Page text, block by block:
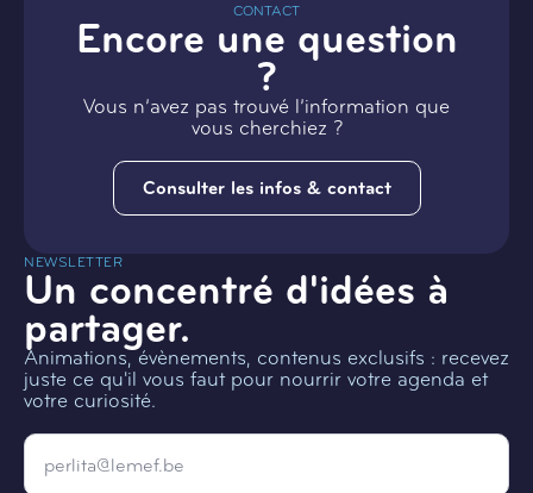
CONTACT
Encore une question
?
Vous n’avez pas trouvé l’information que
vous cherchiez ?
Consulter les infos & contact
NEWSLETTER
Un concentré d'idées à
partager.
Animations, évènements, contenus exclusifs : recevez
juste ce qu'il vous faut pour nourrir votre agenda et
votre curiosité.
Email